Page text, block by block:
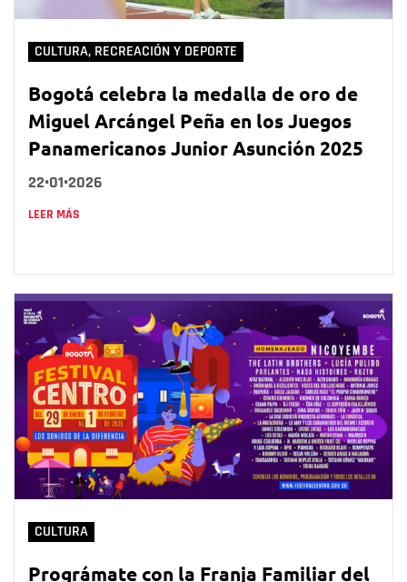
CULTURA, RECREACIÓN Y DEPORTE
Bogotá celebra la medalla de oro de
Miguel Arcángel Peña en los Juegos
Panamericanos Junior Asunción 2025
22•01•2026
LEER MÁS
CULTURA
Prográmate con la Franja Familiar del